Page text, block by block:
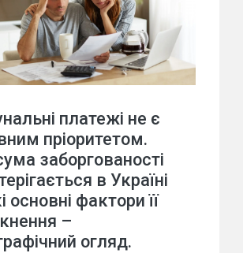
платежі не є
пріоритетом.
заборгованості
в Україні
основні фактори її
–
огляд.